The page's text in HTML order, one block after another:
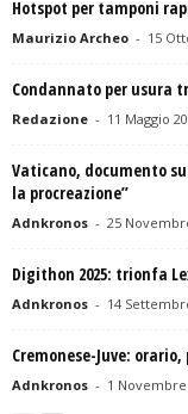
Hotspot per tamponi
Maurizio Archeo - 15
Condannato per usura
Redazione - 11 Maggio
Vaticano, documento
la procreazione”
Adnkronos - 25
Digithon 2025: trionfa
Adnkronos - 14
Cremonese-Juve:
Adnkronos - 1 Novembre